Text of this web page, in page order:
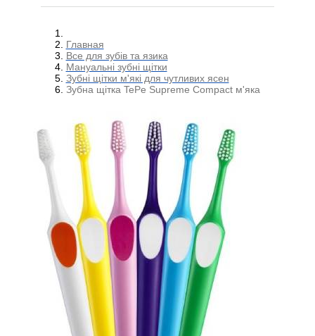
Главная
Все для зубів та язика
Мануальні зубні щітки
Зубні щітки м'які для чутливих ясен
Зубна щітка TePe Supreme Compact м'яка